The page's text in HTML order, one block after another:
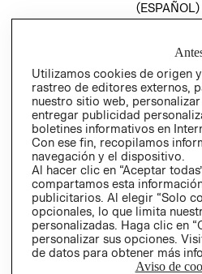
(ESPAÑOL)
Colombia ($)
CAMBIAR REGIÓN
Utilizamos cookies de origen
rastreo de editores externos,
nuestro sitio web,
entregar publicidad
boletines informativos en
Con ese fin, recopilamos
navegación y el dispositivo.
Al hacer clic en “Aceptar
compartamos esta
publicitarios. Al elegir “Solo
opcionales, lo que limita
personalizadas. Haga clic en
personalizar sus opciones.
de datos para obtener más
Aviso de